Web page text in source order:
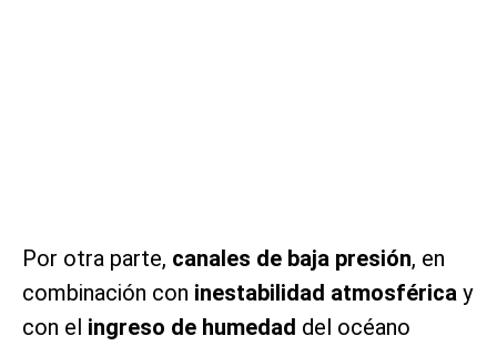
Por otra parte, canales de baja presión, en
combinación con inestabilidad atmosférica y
con el ingreso de humedad del océano